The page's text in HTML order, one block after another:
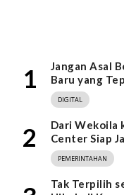
1
Jangan Asal
Baru yang
DIGITAL
2
Dari Wekoila
Center Siap
PEMERINTAHAN
Tak Terpilih